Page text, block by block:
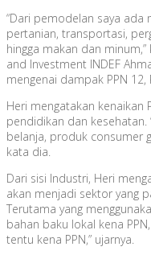
“Dari pemodelan saya
pertanian, transportasi,
hingga makan dan
and Investment INDEF
mengenai dampak PPN 12,
Heri mengatakan kenaikan
pendidikan dan kesehatan.
belanja, produk consumer
kata dia.
Dari sisi Industri, Heri
akan menjadi sektor yang
Terutama yang
bahan baku lokal kena
tentu kena PPN,” ujarnya.